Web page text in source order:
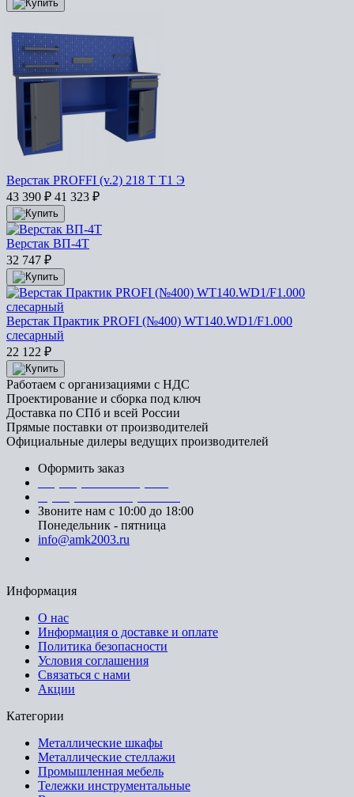
Верстак PROFFI (v.2) 218 Т Т1 Э
43 390 ₽ 41 323 ₽
Верстак ВП-4Т
32 747 ₽
Верстак Практик PROFI (№400) WT140.WD1/F1.000
слесарный
22 122 ₽
Работаем с организациями с НДС
Проектирование и сборка под ключ
Доставка по СПб и всей России
Прямые поставки от производителей
Официальные дилеры ведущих производителей
Оформить заказ
Звоните нам с 10:00 до 18:00
Понедельник - пятница
info@amk2003.ru
Информация
О нас
Информация о доставке и оплате
Политика безопасности
Условия соглашения
Связаться с нами
Акции
Категории
Металлические шкафы
Металлические стеллажи
Промышленная мебель
Тележки инструментальные